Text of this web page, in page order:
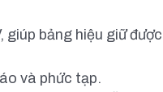
bảng hiệu giữ được
và phức tạp.